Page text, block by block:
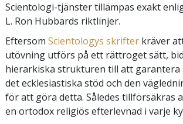
Scientologi-tjänster tillämpas exakt
L. Ron Hubbards riktlinjer.
Eftersom Scientologys skrifter kräver
utövning utförs på ett rättroget sätt,
hierarkiska strukturen till att
det ecklesiastiska stöd och den
för att göra detta. Således tillförsäkras
en ortodox religiös efterlevnad i varje